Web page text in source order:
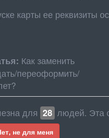
карты ее реквизиты
Как заменить
переоформить/
для 28 людей. Эта
не для меня